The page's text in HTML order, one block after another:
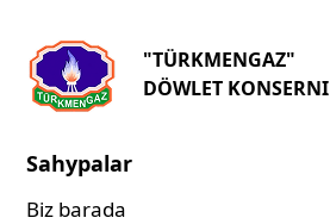
"TÜRKMENGAZ"
DÖWLET KONSERNI
Sahypalar
Biz barada